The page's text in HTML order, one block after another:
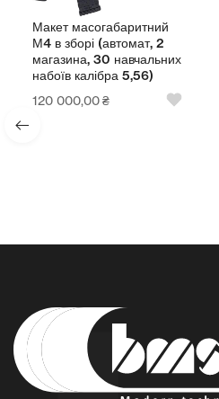
Макет масогабаритний
М4 в зборі (автомат, 2
магазина, 30 навчальних
набоїв калібра 5,56)
120 000,00₴